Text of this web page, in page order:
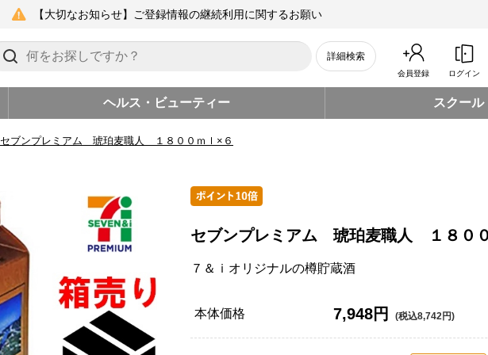
【大切なお知らせ】ご登録情報の継続利用に関するお願い
詳細検索
会員登録 ログイン
ヘルス・ビューティー スクール
セブンプレミアム 琥珀麦職人 １８００ｍｌ×６
セブンプレミアム 琥珀麦職人 １８０
７＆ｉオリジナルの樽貯蔵酒
本体価格 7,948円 (税込8,742円)